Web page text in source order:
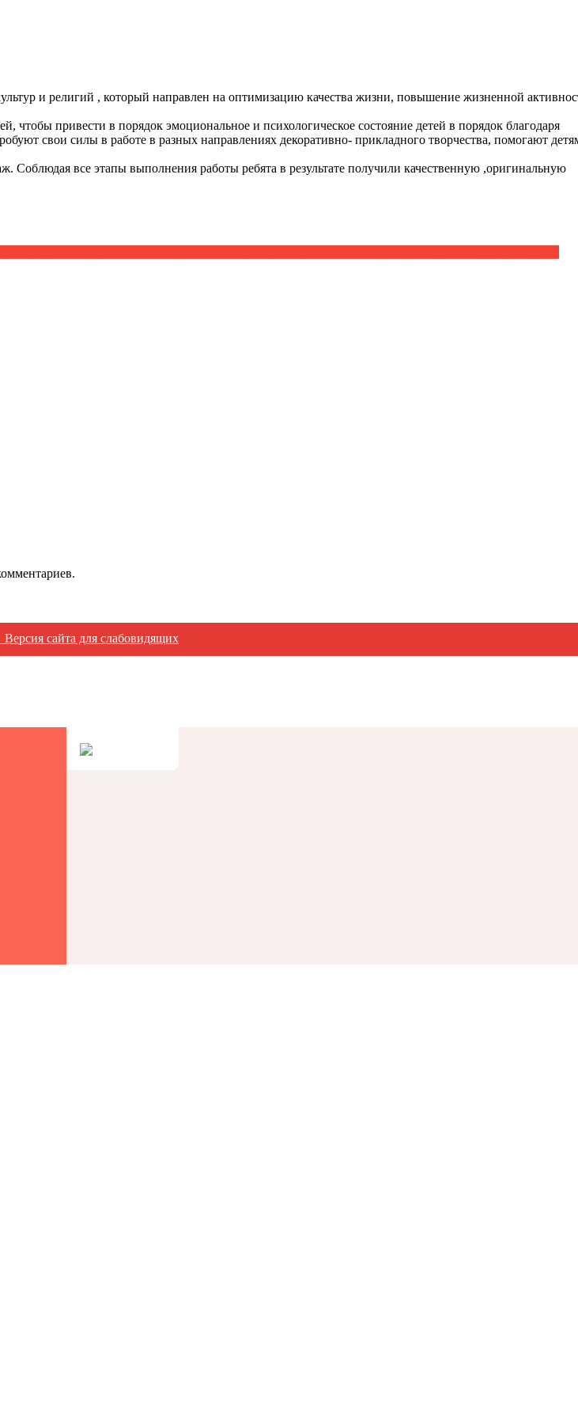
и религий , который направлен на оптимизацию качества жизни, повышение жизненной
чтобы привести в порядок эмоциональное и психологическое состояние детей в порядок благодаря
свои силы в работе в разных направлениях декоративно- прикладного творчества, помогают
Соблюдая все этапы выполнения работы ребята в результате получили качественную ,оригинальную
Версия сайта для слабовидящих